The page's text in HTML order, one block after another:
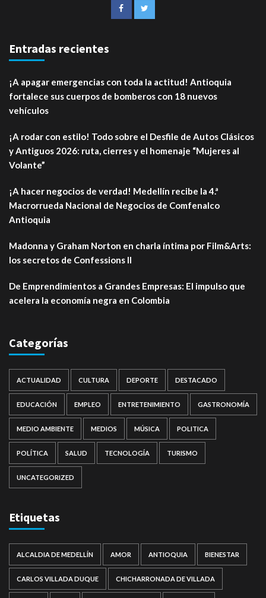
Entradas recientes
¡A apagar emergencias con toda la actitud! Antioquia
fortalece sus cuerpos de bomberos con 18 nuevos
vehículos
¡A rodar con estilo! Todo sobre el Desfile de Autos Clásicos
y Antiguos 2026: ruta, cierres y el homenaje “Mujeres al
Volante”
¡A hacer negocios de verdad! Medellín recibe la 4.ª
Macrorrueda Nacional de Negocios de Comfenalco
Antioquia
Madonna y Graham Norton en charla íntima por Film&Arts:
los secretos de Confessions II
De Emprendimientos a Grandes Empresas: El impulso que
acelera la economía negra en Colombia
Categorías
ACTUALIDAD CULTURA DEPORTE DESTACADO
EDUCACIÓN EMPLEO ENTRETENIMIENTO GASTRONOMÍA
MEDIO AMBIENTE MEDIOS MÚSICA POLITICA
POLÍTICA SALUD TECNOLOGÍA TURISMO
UNCATEGORIZED
Etiquetas
ALCALDIA DE MEDELLÍN AMOR ANTIOQUIA BIENESTAR
CARLOS VILLADA DUQUE CHICHARRONADA DE VILLADA